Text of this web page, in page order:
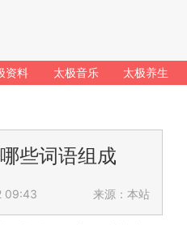
资料 太极音乐 太极养生
些词语组成
09:43 来源：本站